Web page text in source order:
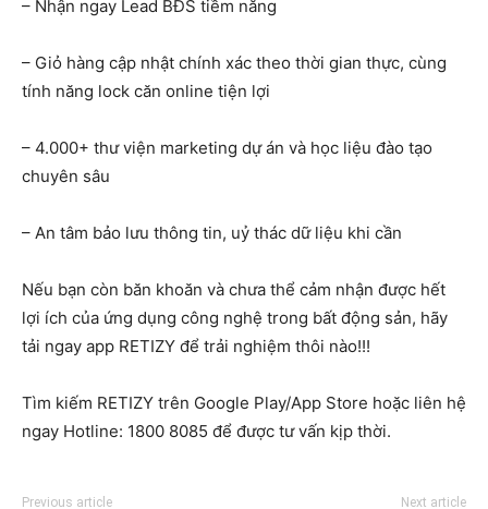
– Nhận ngay Lead BĐS tiềm năng
– Giỏ hàng cập nhật chính xác theo thời gian thực, cùng
tính năng lock căn online tiện lợi
– 4.000+ thư viện marketing dự án và học liệu đào tạo
chuyên sâu
– An tâm bảo lưu thông tin, uỷ thác dữ liệu khi cần
Nếu bạn còn băn khoăn và chưa thể cảm nhận được hết
lợi ích của ứng dụng công nghệ trong bất động sản, hãy
tải ngay app RETIZY để trải nghiệm thôi nào!!!
Tìm kiếm RETIZY trên Google Play/App Store hoặc liên hệ
ngay Hotline: 1800 8085 để được tư vấn kịp thời.
Previous article Next article